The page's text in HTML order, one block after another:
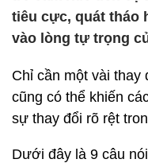
tiêu cực, quát tháo
vào lòng tự trọng
Chỉ cần một vài thay
cũng có thể khiến
sự thay đổi rõ rệt
Dưới đây là 9 câu